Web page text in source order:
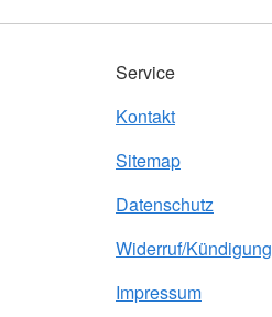
Service
Kontakt
Sitemap
Datenschutz
Widerruf/Kündigung
Impressum